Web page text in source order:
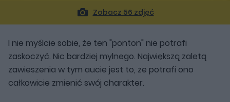
Zobacz 56 zdjęć
I nie myślcie sobie, że ten "ponton" nie potrafi
zaskoczyć. Nic bardziej mylnego. Największą zaletą
zawieszenia w tym aucie jest to, że potrafi ono
całkowicie zmienić swój charakter.